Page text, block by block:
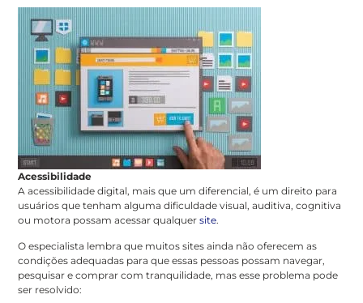
Acessibilidade
A acessibilidade digital, mais que um diferencial, é um direito para
usuários que tenham alguma dificuldade visual, auditiva, cognitiva
ou motora possam acessar qualquersite.
O especialista lembra que muitos sites ainda não oferecem as
condições adequadas para que essas pessoas possam navegar,
pesquisar e comprar com tranquilidade, mas esse problema pode
ser resolvido: